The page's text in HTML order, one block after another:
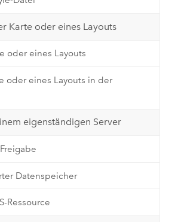
Karte oder eines Layouts
oder eines Layouts
oder eines Layouts in der
eigenständigen Server
Datenspeicher
Ressource